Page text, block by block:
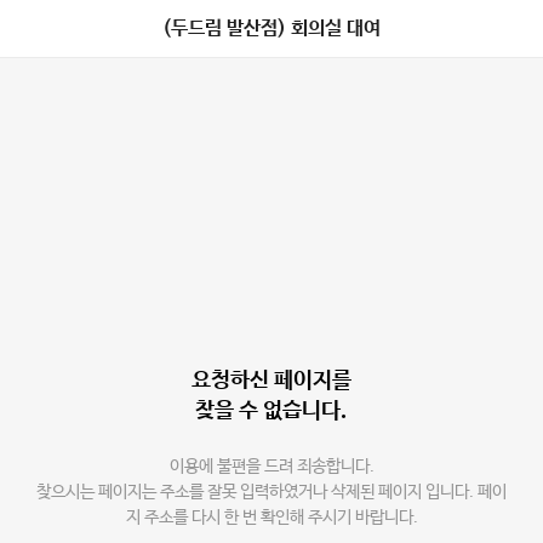
(두드림 발산점) 회의실 대여
요청하신 페이지를
찾을 수 없습니다.
이용에 불편을 드려 죄송합니다.
찾으시는 페이지는 주소를 잘못 입력하였거나 삭제된 페이지 입니다. 페이
지 주소를 다시 한 번 확인해 주시기 바랍니다.